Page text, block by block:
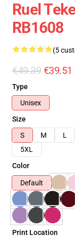
Ruel
RB1608
(5
€49.39 €39.51
Type
Unisex
Size
S
M L
5XL
Color
Default
Print Location